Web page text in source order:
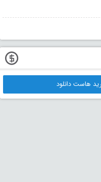
هاست دانلود